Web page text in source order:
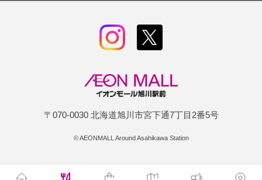
〒070-0030 北海道旭川市宮下通7丁目2番5号
©AEONMALL Around Asahikawa Station